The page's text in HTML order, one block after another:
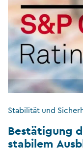
Stabilität und
Bestätigung
stabilem